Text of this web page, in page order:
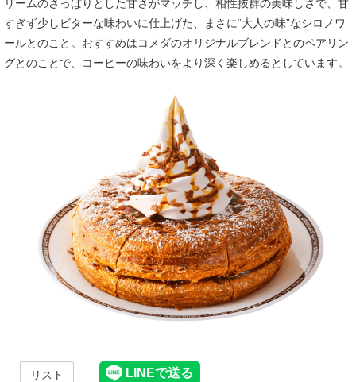
リームのさっぱりとした甘さがマッチし、相性抜群の美味しさで、甘
すぎず少しビターな味わいに仕上げた、まさに“大人の味”なシロノワ
ールとのこと。おすすめはコメダのオリジナルブレンドとのペアリン
グとのことで、コーヒーの味わいをより深く楽しめるとしています。
リスト